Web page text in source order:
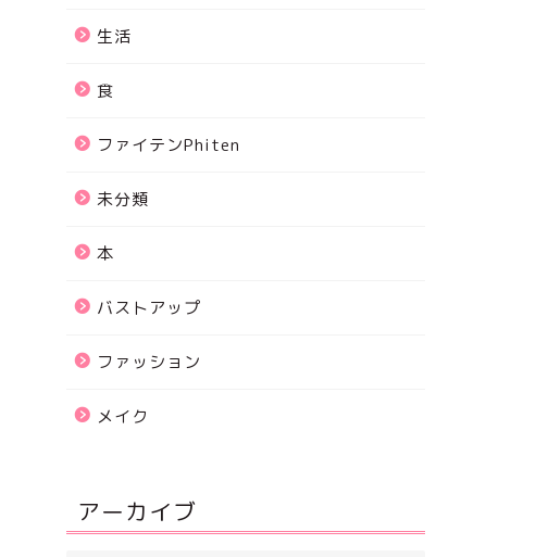
生活
食
ファイテンPhiten
未分類
本
バストアップ
ファッション
メイク
アーカイブ